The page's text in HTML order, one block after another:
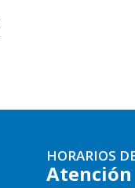
HORARIOS
Atención